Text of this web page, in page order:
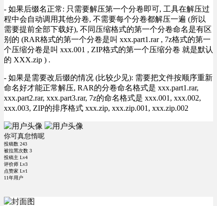
- 如果后缀名正常: 只需要解压第一个分卷即可, 工具在解压过
程中会自动调用其他分卷, 不需要每个分卷都解压一遍 (所以
需要提前全部下载好), 不同压缩格式的第一个分卷命名是有区
别的 (RAR格式的第一个分卷是叫 xxx.part1.rar , 7z格式的第一
个压缩分卷是叫 xxx.001 , ZIP格式的第一个压缩分卷 就是默认
的 XXX.zip ) .
- 如果是需要改后缀的情况 (比较少见): 需要把文件按顺序重新
命名好才能正常解压, RAR的分卷命名格式是 xxx.part1.rar,
xxx.part2.rar, xxx.part3.rar, 7z的命名格式是 xxx.001, xxx.002,
xxx.003, ZIP的排序格式 xxx.zip, xxx.zip.001, xxx.zip.002
你可真怠惰呢
投稿数 243
被拉黑次数 3
投稿主 Lv4
评价师 Lv3
点赞家 Lv1
11年用户